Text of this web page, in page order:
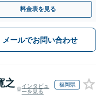
料金表を見る
メールでお問い合わせ
之
インタビュ
ーを見る
福岡県